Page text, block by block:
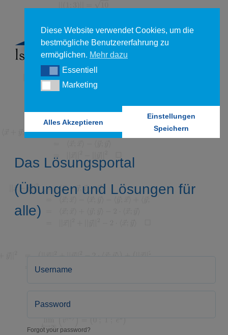
Das Lösungsportal
(Übungen und Lösungen für
alle)
Forgot your password?
Diese Website verwendet Cookies, um die
bestmögliche Benutzererfahrung zu
ermöglichen. Mehr dazu
EssentiellEssentiell
MarketingMarketing
Alles Akzeptieren
Einstellungen
Speichern